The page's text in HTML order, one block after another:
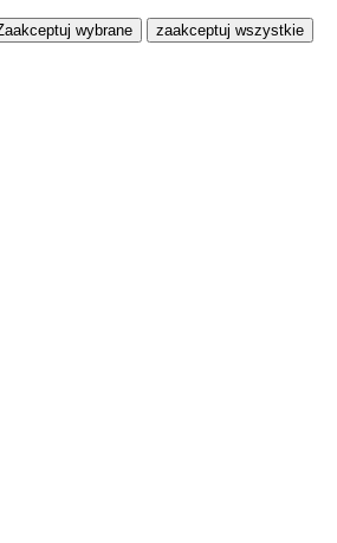
wybrane zaakceptuj wszystkie